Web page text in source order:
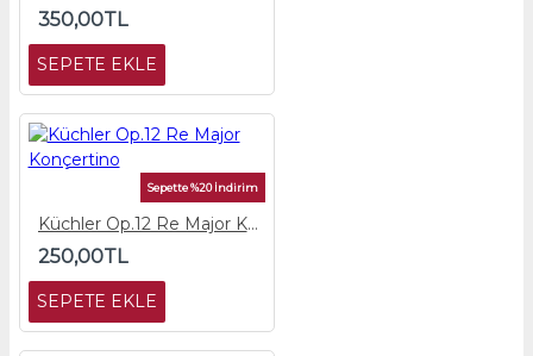
350,00TL
SEPETE EKLE
Sepette %20 İndirim
Küchler Op.12 Re Major Konçertino
250,00TL
SEPETE EKLE